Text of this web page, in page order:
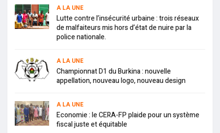
A LA UNE
Lutte contre l’insécurité urbaine : trois réseaux
de malfaiteurs mis hors d’état de nuire par la
police nationale.
A LA UNE
Championnat D1 du Burkina : nouvelle
appellation, nouveau logo, nouveau design
A LA UNE
Economie : le CERA-FP plaide pour un système
fiscal juste et équitable